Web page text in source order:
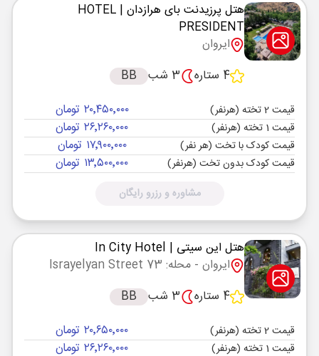
هتل پرزیدنت بای هرازدان | HOTEL
PRESIDENT
ایروان
4 ستاره
3 شب BB
قیمت 2 تخته (هرنفر) ۲۰٬۴۵۰٬۰۰۰ تومان
قیمت 1 تخته (هرنفر) ۲۶٬۲۶۰٬۰۰۰ تومان
قیمت کودک با تخت (هر نفر) ۱۷٬۹۰۰٬۰۰۰ تومان
قیمت کودک بدون تخت (هرنفر) ۱۳٬۵۰۰٬۰۰۰ تومان
مشاوره و رزرو رایگان
هتل این سیتی | In City Hotel
ایروان - محله: Israyelyan Street 73
4 ستاره
3 شب BB
قیمت 2 تخته (هرنفر) ۲۰٬۶۵۰٬۰۰۰ تومان
قیمت 1 تخته (هرنفر) ۲۶٬۲۶۰٬۰۰۰ تومان